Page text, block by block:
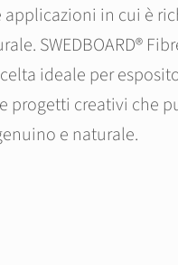
applicazioni in cui è
SWEDBOARD®
ideale per
progetti creativi che
e naturale.